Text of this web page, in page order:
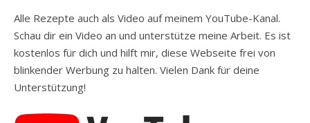
Alle Rezepte auch als Video auf meinem YouTube-Kanal.
Schau dir ein Video an und unterstütze meine Arbeit. Es ist
kostenlos für dich und hilft mir, diese Webseite frei von
blinkender Werbung zu halten. Vielen Dank für deine
Unterstützung!